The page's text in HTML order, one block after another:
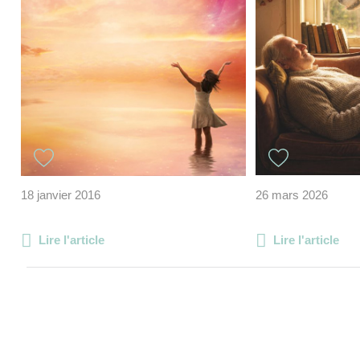
18 janvier 2016
Lire l'article
26 mars 2026
Lire l'article